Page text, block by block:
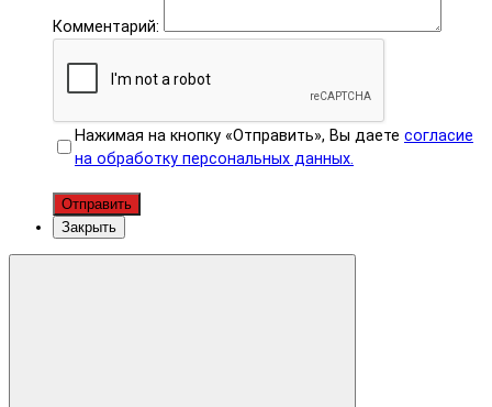
Комментарий:
Нажимая на кнопку «Отправить», Вы даете согласие
на обработку персональных данных.
Отправить
Закрыть